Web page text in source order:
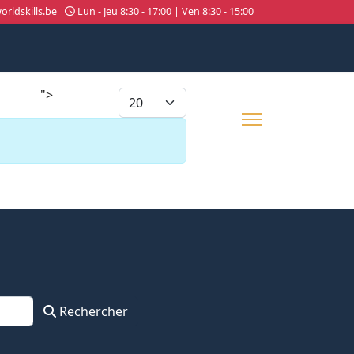
Lun - Jeu 8:30 - 17:00 | Ven 8:30 - 15:00
"> Afficher #
Rechercher